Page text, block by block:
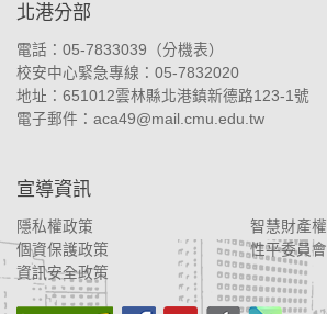
北港分部
電話：05-7833039（分機表）
校安中心緊急專線：05-7832020
地址： 651012雲林縣北港鎮新德路123-1號
電子郵件： aca49@mail.cmu.edu.tw
宣導資訊
隱私權政策
智慧財產權
個資保護政策
性平委員會
資訊安全政策